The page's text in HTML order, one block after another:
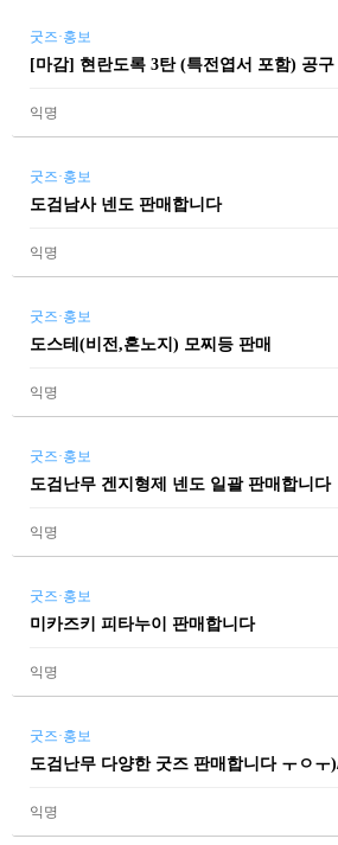
굿즈·홍보
[마감] 현란도록 3탄 (특전엽서 포함) 공구
익명
굿즈·홍보
도검남사 넨도 판매합니다
익명
굿즈·홍보
도스테(비전,혼노지) 모찌등 판매
익명
굿즈·홍보
도검난무 겐지형제 넨도 일괄 판매합니다
익명
굿즈·홍보
미카즈키 피타누이 판매합니다
익명
굿즈·홍보
도검난무 다양한 굿즈 판매합니다 ㅜㅇㅜ
익명